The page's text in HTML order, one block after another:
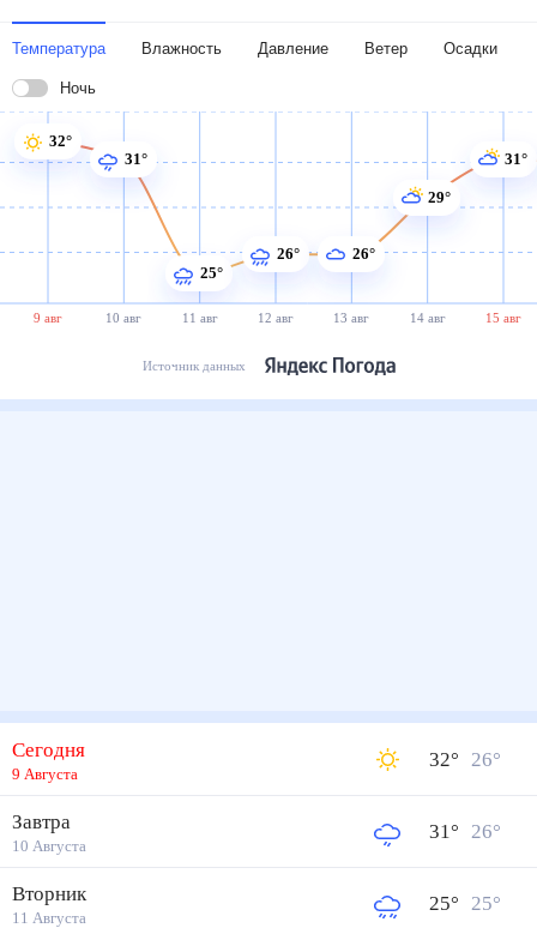
Температура Влажность Давление Ветер Осадки
Ночь
9 авг 10 авг 11 авг 12 авг 13 авг 14 авг 15 авг
32°
31°
25°
26° 26°
29°
31°
Источник данных
Сегодня
9 Августа
32° 26°
Завтра
10 Августа
31° 26°
Вторник
11 Августа
25° 25°